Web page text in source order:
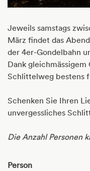
Jeweils samstags
März findet das
der 4er-Gondelbahn
Dank
Schlittelweg bestens
Schenken Sie Ihren
unvergessliches
Die Anzahl Personen
Person